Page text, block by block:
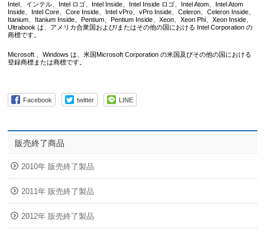
Intel、インテル、Intel ロゴ、Intel Inside、Intel Inside ロゴ、Intel Atom、Intel Atom
Inside、Intel Core、Core Inside、Intel vPro、vPro Inside、Celeron、Celeron Inside、
Itanium、Itanium Inside、Pentium、Pentium Inside、Xeon、Xeon Phi、Xeon Inside、
Ultrabook は、アメリカ合衆国および/またはその他の国における Intel Corporation の
商標です。
Microsoft 、Windows は、米国Microsoft Corporation の米国及びその他の国における
登録商標または商標です。
Facebook twitter LINE
販売終了商品
2010年 販売終了製品
2011年 販売終了製品
2012年 販売終了製品